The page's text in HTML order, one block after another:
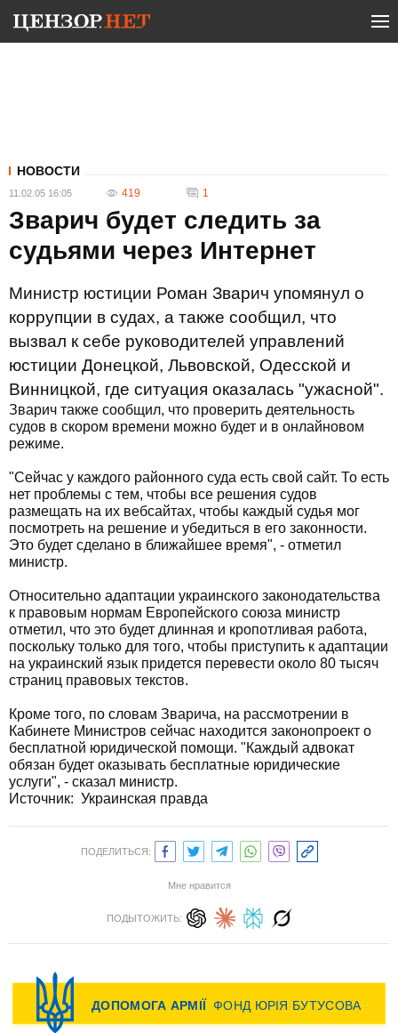
НОВОСТИ
11.02.05 16:05 419 1
Зварич будет следить за
судьями через Интернет
Министр юстиции Роман Зварич упомянул о
коррупции в судах, а также сообщил, что
вызвал к себе руководителей управлений
юстиции Донецкой, Львовской, Одесской и
Винницкой, где ситуация оказалась "ужасной".
Зварич также сообщил, что проверить деятельность
судов в скором времени можно будет и в онлайновом
режиме.
"Сейчас у каждого районного суда есть свой сайт. То есть
нет проблемы с тем, чтобы все решения судов
размещать на их вебсайтах, чтобы каждый судья мог
посмотреть на решение и убедиться в его законности.
Это будет сделано в ближайшее время", - отметил
министр.
Относительно адаптации украинского законодательства
к правовым нормам Европейского союза министр
отметил, что это будет длинная и кропотливая работа,
поскольку только для того, чтобы приступить к адаптации
на украинский язык придется перевести около 80 тысяч
страниц правовых текстов.
Кроме того, по словам Зварича, на рассмотрении в
Кабинете Министров сейчас находится законопроект о
бесплатной юридической помощи. "Каждый адвокат
обязан будет оказывать бесплатные юридические
услуги", - сказал министр.
Источник: Украинская правда
ПОДЕЛИТЬСЯ:
Мне нравится
ПОДЫТОЖИТЬ: